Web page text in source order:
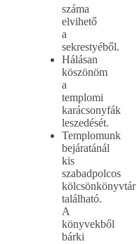
száma
elvihető
a
sekrestyéből.
Hálásan
köszönöm
a
templomi
karácsonyfák
leszedését.
Templomunk
bejáratánál
kis
szabadpolcos
kölcsönkönyvtár
található.
A
könyvekből
bárki